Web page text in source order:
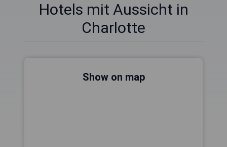
Hotels mit Aussicht in
Charlotte
Show on map